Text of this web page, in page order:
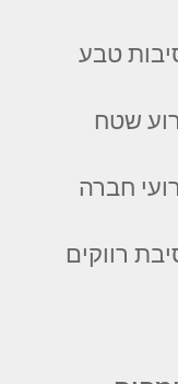
טבע
שטח
חברה
רווקים